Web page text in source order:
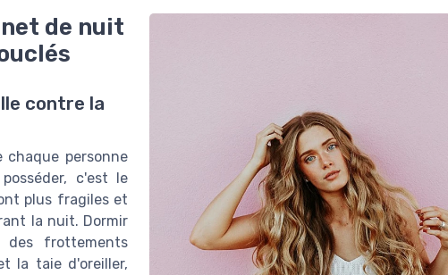
de nuit
contre la
personne
c'est le
plus fragiles et
la nuit. Dormir
des frottements
la taie d'oreiller,